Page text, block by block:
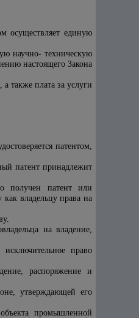
осуществляет единую
научно- техническую
настоящего Закона
также плата за услуги
патентом,
патент принадлежит
получен патент или
как владельцу права на
на владение,
право
распоряжение и
утверждающей его
промышленной